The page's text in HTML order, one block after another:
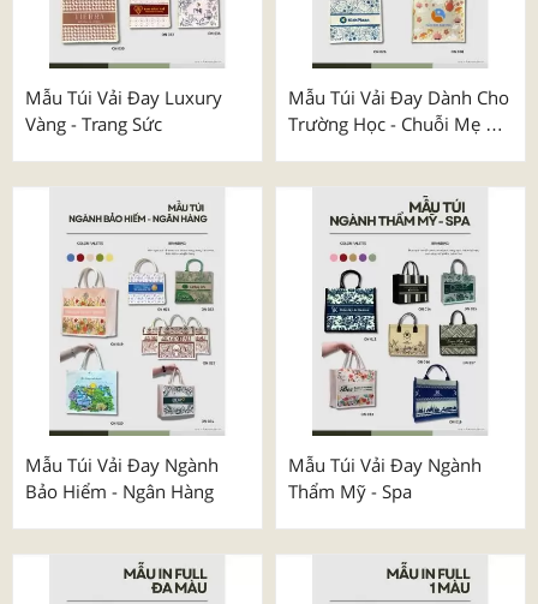
Mẫu Túi Vải Đay Luxury
Vàng - Trang Sức
Mẫu Túi Vải Đay Dành Cho
Trường Học - Chuỗi Mẹ &
Mẫu Túi Vải Đay Ngành
Bảo Hiểm - Ngân Hàng
Mẫu Túi Vải Đay Ngành
Thẩm Mỹ - Spa